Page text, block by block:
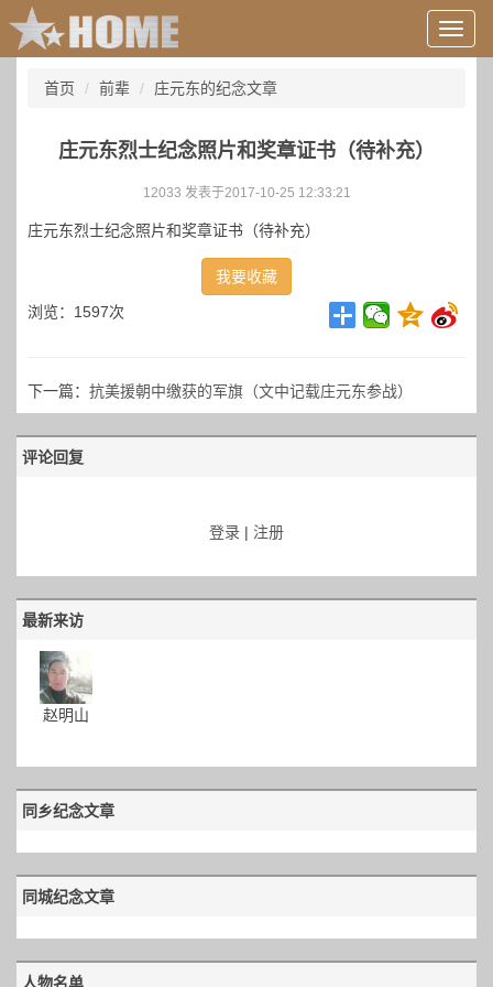
用
户
首页 前辈 庄元东的纪念文章
庄元东烈士纪念照片和奖章证书（待补充）
12033 发表于2017-10-25 12:33:21
庄元东烈士纪念照片和奖章证书（待补充）
我要收藏
浏览：1597次
下一篇： 抗美援朝中缴获的军旗（文中记载庄元东参战）
评论回复
登录 | 注册
最新来访
赵明山
同乡纪念文章
同城纪念文章
人物名单